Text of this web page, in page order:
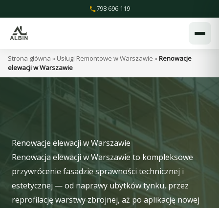
do
treści
798 696 119
Strona główna » Usługi Remontowe w Warszawie »Renowacje
elewacji w Warszawie
Renowacje elewacji w Warszawie
Renowacja elewacji w Warszawie to kompleksowe
przywrócenie fasadzie sprawności technicznej i
estetycznej — od naprawy ubytków tynku, przez
reprofilację warstwy zbrojnej, aż po aplikację nowej